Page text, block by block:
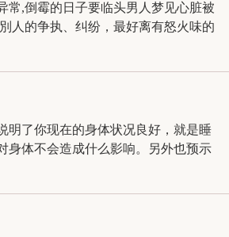
常,倒霉的日子要临头男人梦见心脏被
人的争执、纠纷，最好离有怒火味的
明了你现在的身体状况良好，就是睡
身体不会造成什么影响。另外也预示